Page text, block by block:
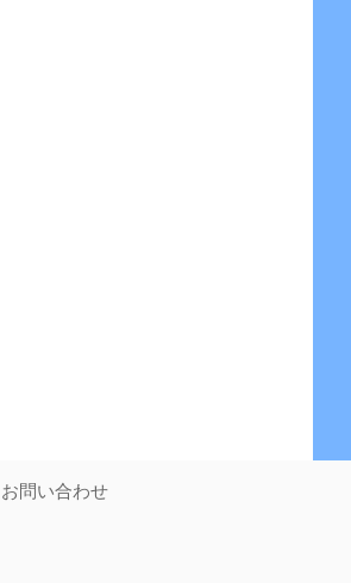
お問い合わせ